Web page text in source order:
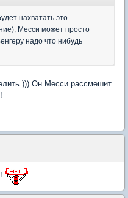
нахватать это
Месси может просто
надо что нибудь
))) Он Месси рассмешит